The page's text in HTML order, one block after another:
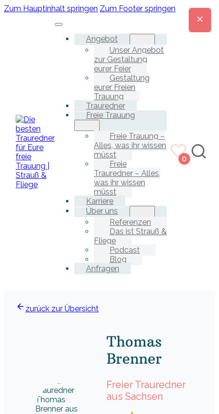
Zum Hauptinhalt springen Zum Footer springen
Angebot
Unser Angebot
zur Gestaltung
eurer Feier
Gestaltung
eurer Freien
Trauung
Trauredner
Freie Trauung
Freie Trauung –
Alles, was ihr wissen
müsst
Freie
Trauredner – Alles,
was ihr wissen
müsst
Karriere
Über uns
Referenzen
Das ist Strauß &
Fliege
Podcast
Blog
Anfragen
0
zurück zur Übersicht
Thomas
Brenner
Freier Trauredner
aus Sachsen